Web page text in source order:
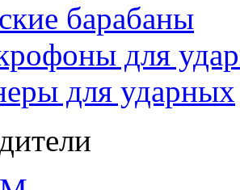
барабаны
для
для ударных